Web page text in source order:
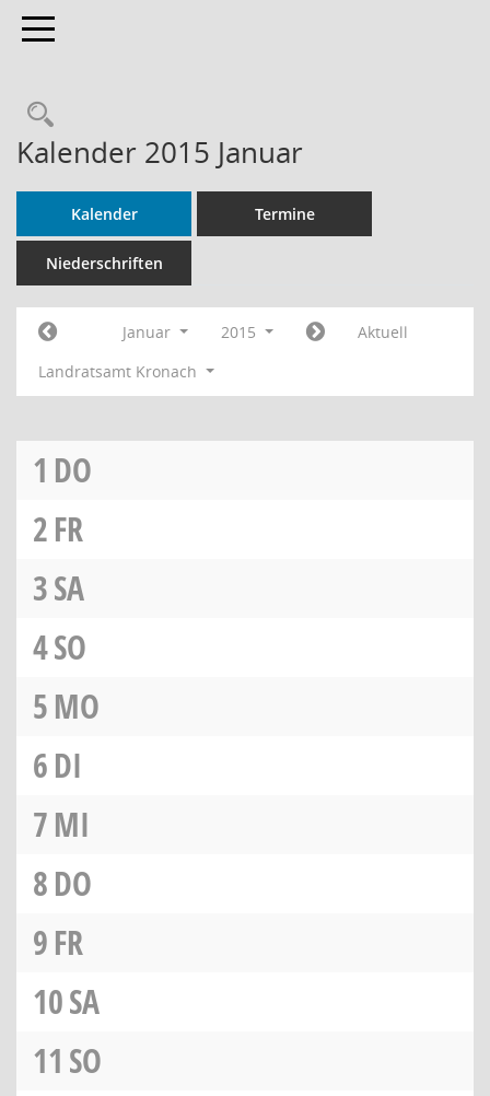
Toggle navigation
Rechercheauswahl
Kalender 2015 Januar
Kalender Termine
Niederschriften
Januar 2015
Aktuell
Landratsamt Kronach
1 DO
2FR
3SA
4SO
5MO
6DI
7MI
8DO
9FR
10SA
11 SO